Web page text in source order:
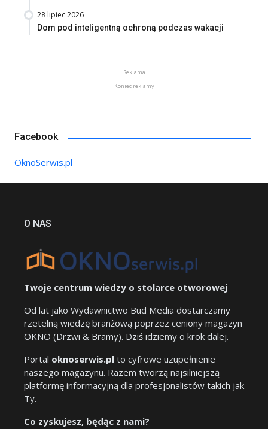
28 lipiec 2026
Dom pod inteligentną ochroną podczas wakacji
Reklama
Koniec reklamy
Facebook
OknoSerwis.pl
O NAS
Twoje centrum wiedzy o stolarce otworowej
Od lat jako Wydawnictwo Bud Media dostarczamy
rzetelną wiedzę branżową poprzez ceniony magazyn
OKNO (Drzwi & Bramy). Dziś idziemy o krok dalej.
Portal oknoserwis.pl to cyfrowe uzupełnienie
naszego magazynu. Razem tworzą najsilniejszą
platformę informacyjną dla profesjonalistów takich jak
Ty.
Co zyskujesz, będąc z nami?